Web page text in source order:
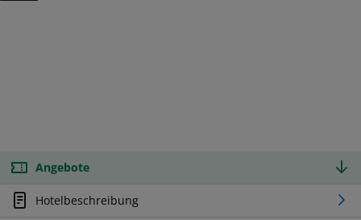
Angebote
Hotelbeschreibung